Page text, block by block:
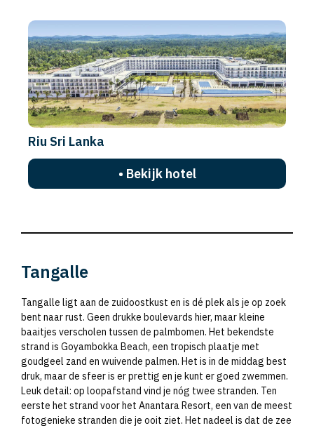
Riu Sri Lanka
• Bekijk hotel
Tangalle
Tangalle ligt aan de zuidoostkust en is dé plek als je op zoek
bent naar rust. Geen drukke boulevards hier, maar kleine
baaitjes verscholen tussen de palmbomen. Het bekendste
strand is Goyambokka Beach, een tropisch plaatje met
goudgeel zand en wuivende palmen. Het is in de middag best
druk, maar de sfeer is er prettig en je kunt er goed zwemmen.
Leuk detail: op loopafstand vind je nóg twee stranden. Ten
eerste het strand voor het Anantara Resort, een van de meest
fotogenieke stranden die je ooit ziet. Het nadeel is dat de zee